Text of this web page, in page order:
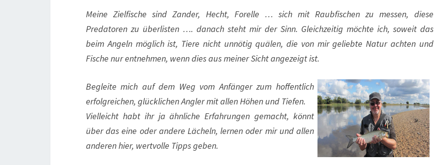
Meine Zielfische sind Zander, Hecht, Forelle … sich mit Raubfischen zu messen, diese
Predatoren zu überlisten …. danach steht mir der Sinn. Gleichzeitig möchte ich, soweit das
beim Angeln möglich ist, Tiere nicht unnötig quälen, die von mir geliebte Natur achten und
Fische nur entnehmen, wenn dies aus meiner Sicht angezeigt ist.
Begleite mich auf dem Weg vom Anfänger zum hoffentlich
erfolgreichen, glücklichen Angler mit allen Höhen und Tiefen.
Vielleicht habt ihr ja ähnliche Erfahrungen gemacht, könnt
über das eine oder andere Lächeln, lernen oder mir und allen
anderen hier, wertvolle Tipps geben.